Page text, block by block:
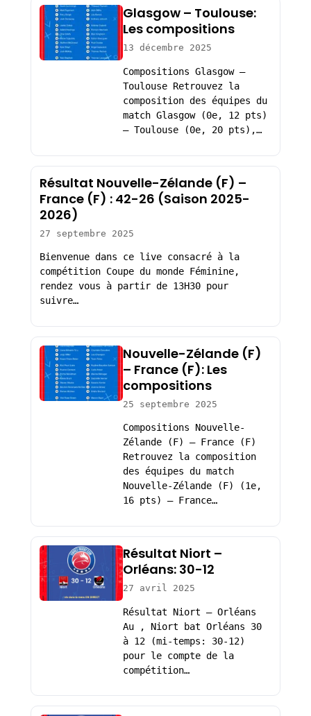
Glasgow – Toulouse:
Les compositions
13 décembre 2025
Compositions Glasgow –
Toulouse Retrouvez la
composition des équipes du
match Glasgow (0e, 12 pts)
– Toulouse (0e, 20 pts),…
Résultat Nouvelle-Zélande (F) –
France (F) : 42-26 (Saison 2025-
2026)
27 septembre 2025
Bienvenue dans ce live consacré à la
compétition Coupe du monde Féminine,
rendez vous à partir de 13H30 pour
suivre…
Nouvelle-Zélande (F)
– France (F): Les
compositions
25 septembre 2025
Compositions Nouvelle-
Zélande (F) – France (F)
Retrouvez la composition
des équipes du match
Nouvelle-Zélande (F) (1e,
16 pts) – France…
Résultat Niort –
Orléans: 30-12
27 avril 2025
Résultat Niort – Orléans
Au , Niort bat Orléans 30
à 12 (mi-temps: 30-12)
pour le compte de la
compétition…